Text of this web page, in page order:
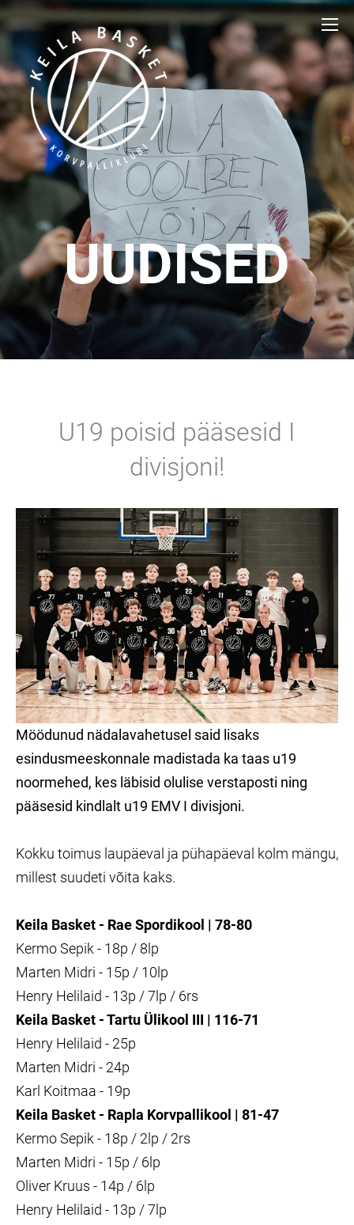
UUDISED
U19 poisid pääsesid I
divisjoni!
Möödunud nädalavahetusel said lisaks
esindusmeeskonnale madistada ka taas u19
noormehed, kes läbisid olulise verstaposti ning
pääsesid kindlalt u19 EMV I divisjoni.
Kokku toimus laupäeval ja pühapäeval kolm mängu,
millest suudeti võita kaks.
Keila Basket - Rae Spordikool | 78-80
Kermo Sepik - 18p / 8lp
Marten Midri - 15p / 10lp
Henry Helilaid - 13p / 7lp / 6rs
Keila Basket - Tartu Ülikool III | 116-71
Henry Helilaid - 25p
Marten Midri - 24p
Karl Koitmaa - 19p
Keila Basket - Rapla Korvpallikool | 81-47
Kermo Sepik - 18p / 2lp / 2rs
Marten Midri - 15p / 6lp
Oliver Kruus - 14p / 6lp
Henry Helilaid - 13p / 7lp